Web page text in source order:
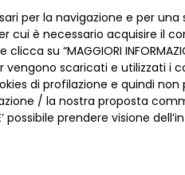
per la navigazione e per una
cui è necessario acquisire il
su “MAGGIORI
scaricati e utilizzati i
di profilazione e quindi non
/ la nostra proposta
prendere visione